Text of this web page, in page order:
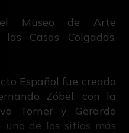
Museo de Arte
Casas Colgadas,
Español fue creado
Zóbel, con la
Torner y Gerardo
uno de los sitios más